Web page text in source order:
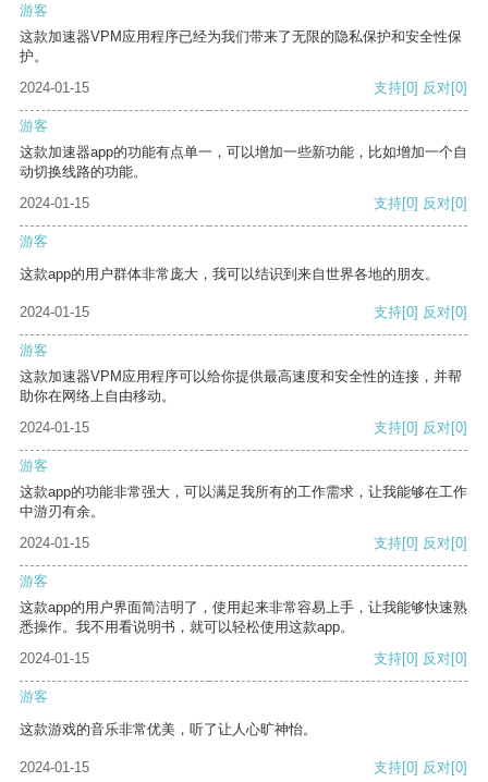
游客
这款加速器VPM应用程序已经为我们带来了无限的隐私保护和安全性保
护。
2024-01-15
支持[0] 反对[0]
游客
这款加速器app的功能有点单一，可以增加一些新功能，比如增加一个自
动切换线路的功能。
2024-01-15
支持[0] 反对[0]
游客
这款app的用户群体非常庞大，我可以结识到来自世界各地的朋友。
2024-01-15 支持[0] 反对[0]
游客
这款加速器VPM应用程序可以给你提供最高速度和安全性的连接，并帮
助你在网络上自由移动。
2024-01-15
支持[0] 反对[0]
游客
这款app的功能非常强大，可以满足我所有的工作需求，让我能够在工作
中游刃有余。
2024-01-15
支持[0] 反对[0]
游客
这款app的用户界面简洁明了，使用起来非常容易上手，让我能够快速熟
悉操作。我不用看说明书，就可以轻松使用这款app。
2024-01-15
支持[0] 反对[0]
游客
这款游戏的音乐非常优美，听了让人心旷神怡。
2024-01-15 支持[0] 反对[0]